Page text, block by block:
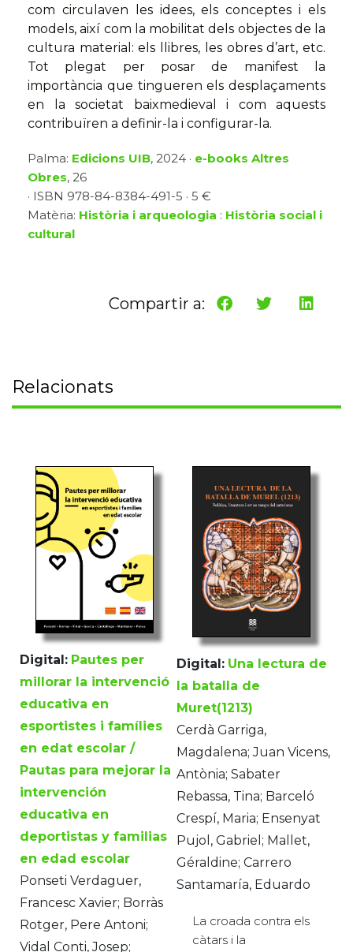
com circulaven les idees, els conceptes i els
models, així com la mobilitat dels objectes de la
cultura material: els llibres, les obres d’art, etc.
Tot plegat per posar de manifest la
importància que tingueren els desplaçaments
en la societat baixmedieval i com aquests
contribuïren a definir-la i configurar-la.
Palma: Edicions UIB, 2024 · e-books Altres
Obres, 26
· ISBN 978-84-8384-491-5 · 5 €
Matèria: Història i arqueologia : Història social i
cultural
Compartir a:
Relacionats
Digital: Pautes per
millorar la intervenció
educativa en
esportistes i famílies
en edat escolar /
Pautas para mejorar la
intervención
educativa en
deportistas y familias
en edad escolar
Ponseti Verdaguer,
Francesc Xavier; Borràs
Rotger, Pere Antoni;
Vidal Conti, Josep;
Digital: Una lectura de
la batalla de
Muret(1213)
Cerdà Garriga,
Magdalena; Juan Vicens,
Antònia; Sabater
Rebassa, Tina; Barceló
Crespí, Maria; Ensenyat
Pujol, Gabriel; Mallet,
Géraldine; Carrero
Santamaría, Eduardo
La croada contra els
càtars i la